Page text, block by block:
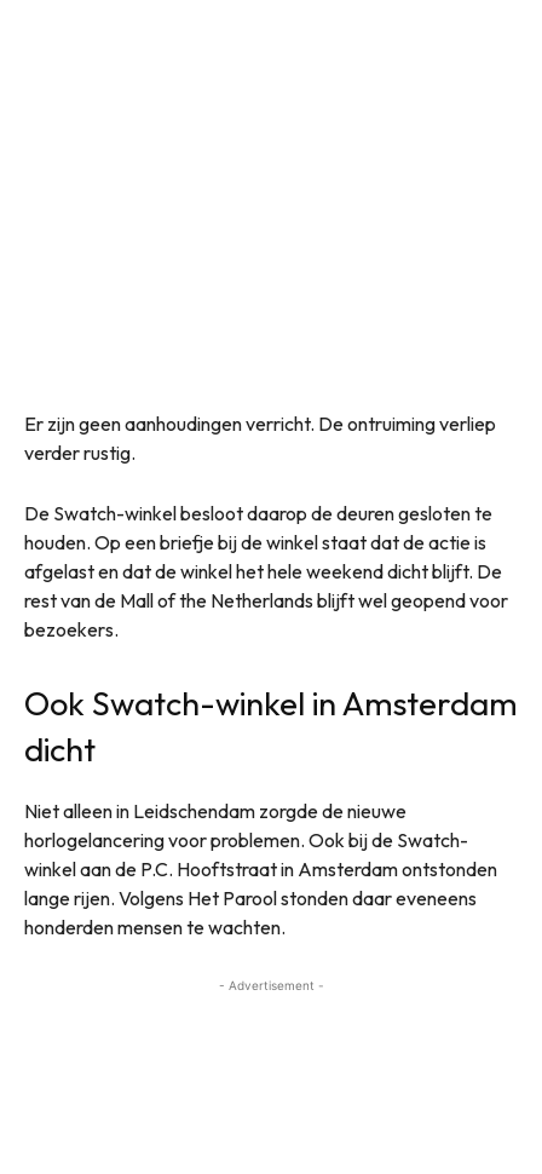
Er zijn geen aanhoudingen verricht. De ontruiming verliep
verder rustig.
De Swatch-winkel besloot daarop de deuren gesloten te
houden. Op een briefje bij de winkel staat dat de actie is
afgelast en dat de winkel het hele weekend dicht blijft. De
rest van de Mall of the Netherlands blijft wel geopend voor
bezoekers.
Ook Swatch-winkel in Amsterdam
dicht
Niet alleen in Leidschendam zorgde de nieuwe
horlogelancering voor problemen. Ook bij de Swatch-
winkel aan de P.C. Hooftstraat in Amsterdam ontstonden
lange rijen. Volgens Het Parool stonden daar eveneens
honderden mensen te wachten.
- Advertisement -